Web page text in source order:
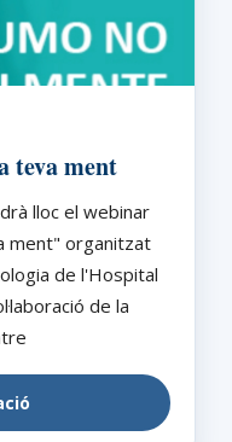
teva ment
lloc el webinar
ment" organitzat
de l'Hospital
de la